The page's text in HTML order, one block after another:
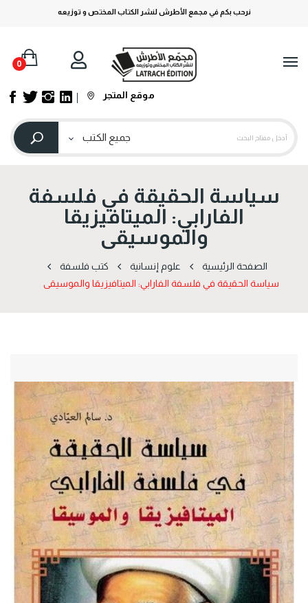
نرحب بكم في مجمع الأطرش لنشر الكتاب المختص و توزيعه
0
موقع المتجر
سياسة الحقيقة في فلسفة
الفارابي: الميتافيزيقا
والموسيقى
الصفحة الرئيسية علوم إنسانية
كتب فلسفة
سياسة الحقيقة في فلسفة الفارابي: الميتافيزيقا والموسيقى